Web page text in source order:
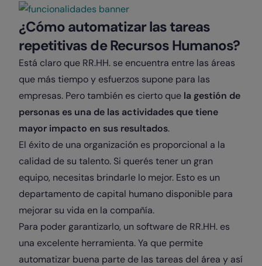
¿Cómo automatizar las tareas
repetitivas de Recursos Humanos?
Está claro que RR.HH. se encuentra entre las áreas
que más tiempo y esfuerzos supone para las
empresas. Pero también es cierto que la gestión de
personas es una de las actividades que tiene
mayor impacto en sus resultados.
El éxito de una organización es proporcional a la
calidad de su talento. Si querés tener un gran
equipo, necesitas brindarle lo mejor. Esto es un
departamento de capital humano disponible para
mejorar su vida en la compañía.
Para poder garantizarlo, un software de RR.HH. es
una excelente herramienta. Ya que permite
automatizar buena parte de las tareas del área y así